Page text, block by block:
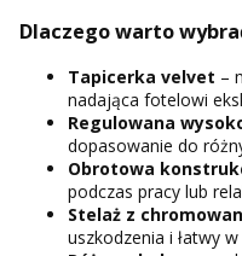
Dlaczego warto
Tapicerka velvet –
nadająca fotelowi
Regulowana
dopasowanie do
Obrotowa
podczas pracy lub
Stelaż z
uszkodzenia i łatwy